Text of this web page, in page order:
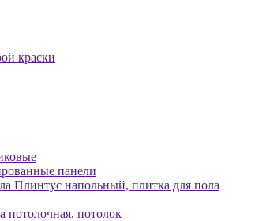
краски
панели
Плинтус напольный, плитка для пола
потолочная, потолок